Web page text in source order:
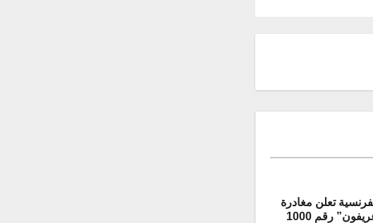
تعلن مغادرة
المركبة المدرعة “غريفون” رقم 1000